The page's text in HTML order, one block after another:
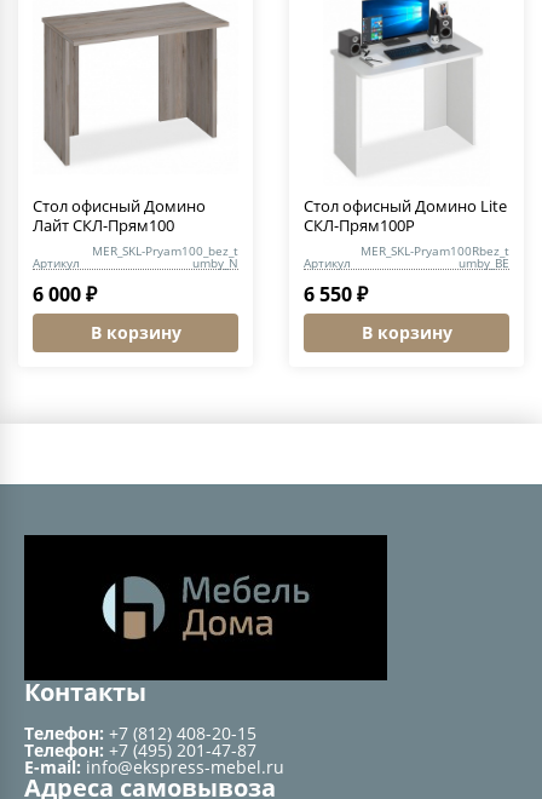
Стол офисный Домино
Лайт СКЛ-Прям100
Артикул
MER_SKL-Pryam100_bez_t
umby_N
6 000 ₽
В корзину
Стол офисный Домино Lite
СКЛ-Прям100Р
Артикул
MER_SKL-Pryam100Rbez_t
umby_BE
6 550 ₽
В корзину
Контакты
Телефон: +7 (812) 408-20-15
Телефон: +7 (495) 201-47-87
E-mail: info@ekspress-mebel.ru
Адреса самовывоза